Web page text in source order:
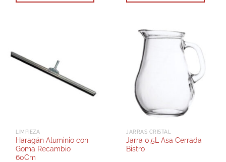
LIMPIEZA
Haragán Aluminio con
Goma Recambio
60Cm
JARRAS CRISTAL
Jarra 0,5L Asa Cerrada
Bistro